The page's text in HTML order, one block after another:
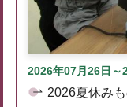
2026年07月26日～
2026夏休み